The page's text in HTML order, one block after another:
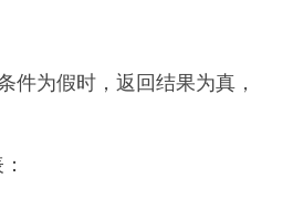
件为假时，返回结果为真，